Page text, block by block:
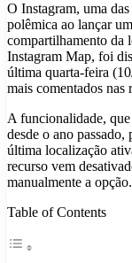
O Instagram, uma
polêmica ao lançar
compartilhamento da
Instagram Map, foi
última quarta-feira
mais comentados nas
A funcionalidade, que
desde o ano
última localização
recurso vem
manualmente a opção.
Table of Contents